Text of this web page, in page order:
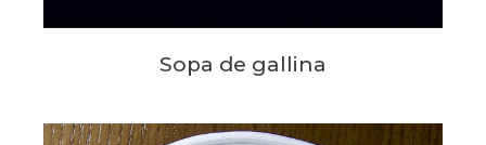
Sopa de gallina